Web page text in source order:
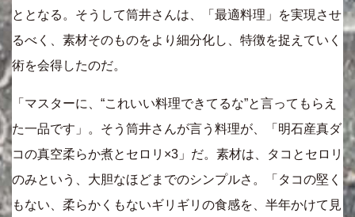
ととなる。そうして筒井さんは、「最適料理」を実現させ
るべく、素材そのものをより細分化し、特徴を捉えていく
術を会得したのだ。
「マスターに、“これいい料理できてるな”と言ってもらえ
た一品です」。そう筒井さんが言う料理が、「明石産真ダ
コの真空柔らか煮とセロリ×3」だ。素材は、タコとセロリ
のみという、大胆なほどまでのシンプルさ。「タコの堅く
もない、柔らかくもないギリギリの食感を、半年かけて見